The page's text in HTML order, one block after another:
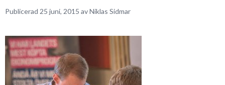
Publicerad 25 juni, 2015 av Niklas Sidmar